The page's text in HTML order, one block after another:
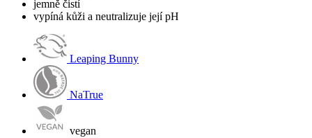
jemně čistí
vypíná kůži a neutralizuje její pH
Leaping Bunny
NaTrue
vegan